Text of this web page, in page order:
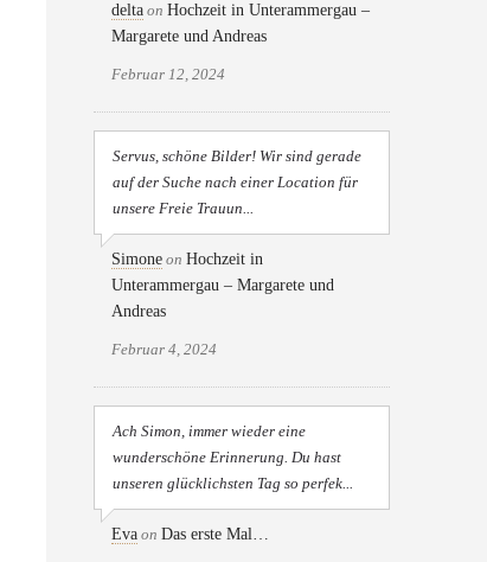
delta on Hochzeit in Unterammergau –
Margarete und Andreas
Februar 12, 2024
Servus, schöne Bilder! Wir sind gerade
auf der Suche nach einer Location für
unsere Freie Trauun...
Simone on Hochzeit in
Unterammergau – Margarete und
Andreas
Februar 4, 2024
Ach Simon, immer wieder eine
wunderschöne Erinnerung. Du hast
unseren glücklichsten Tag so perfek...
Eva on Das erste Mal…